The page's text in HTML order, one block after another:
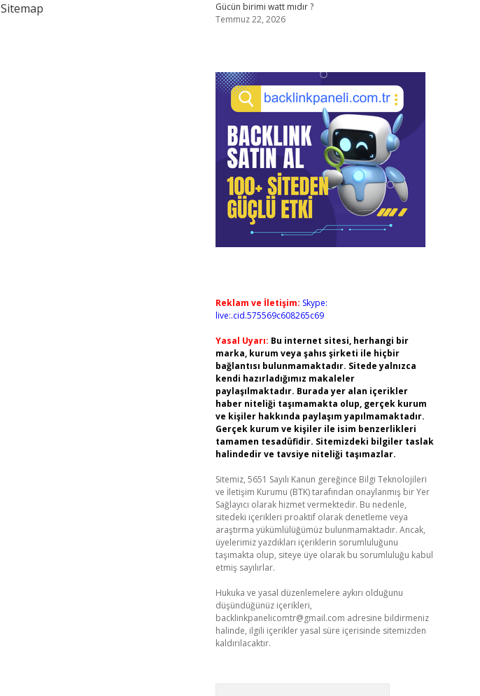
Sitemap
Gücün birimi watt mıdır ?
Temmuz 22, 2026
Reklam ve İletişim: Skype:
live:.cid.575569c608265c69
Yasal Uyarı: Bu internet sitesi, herhangi bir
marka, kurum veya şahıs şirketi ile hiçbir
bağlantısı bulunmamaktadır. Sitede yalnızca
kendi hazırladığımız makaleler
paylaşılmaktadır. Burada yer alan içerikler
haber niteliği taşımamakta olup, gerçek kurum
ve kişiler hakkında paylaşım yapılmamaktadır.
Gerçek kurum ve kişiler ile isim benzerlikleri
tamamen tesadüfidir. Sitemizdeki bilgiler taslak
halindedir ve tavsiye niteliği taşımazlar.
Sitemiz, 5651 Sayılı Kanun gereğince Bilgi Teknolojileri
ve İletişim Kurumu (BTK) tarafından onaylanmış bir Yer
Sağlayıcı olarak hizmet vermektedir. Bu nedenle,
sitedeki içerikleri proaktif olarak denetleme veya
araştırma yükümlülüğümüz bulunmamaktadır. Ancak,
üyelerimiz yazdıkları içeriklerin sorumluluğunu
taşımakta olup, siteye üye olarak bu sorumluluğu kabul
etmiş sayılırlar.
Hukuka ve yasal düzenlemelere aykırı olduğunu
düşündüğünüz içerikleri,
backlinkpanelicomtr@gmail.com adresine bildirmeniz
halinde, ilgili içerikler yasal süre içerisinde sitemizden
kaldırılacaktır.